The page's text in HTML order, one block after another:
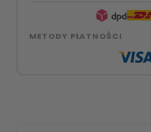
METODY PŁATNOŚCI